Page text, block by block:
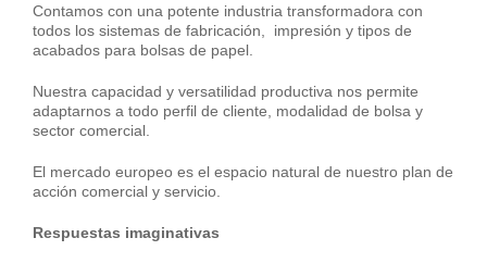
Contamos con una potente industria transformadora con
todos los sistemas de fabricación, impresión y tipos de
acabados para bolsas de papel.
Nuestra capacidad y versatilidad productiva nos permite
adaptarnos a todo perfil de cliente, modalidad de bolsa y
sector comercial.
El mercado europeo es el espacio natural de nuestro plan de
acción comercial y servicio.
Respuestas imaginativas